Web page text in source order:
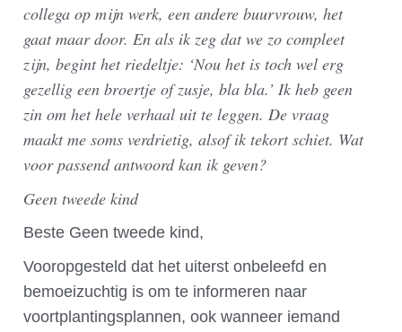
collega op mijn werk, een andere buurvrouw, het
gaat maar door. En als ik zeg dat we zo compleet
zijn, begint het riedeltje: ‘Nou het is toch wel erg
gezellig een broertje of zusje, bla bla.’ Ik heb geen
zin om het hele verhaal uit te leggen. De vraag
maakt me soms verdrietig, alsof ik tekort schiet. Wat
voor passend antwoord kan ik geven?
Geen tweede kind
Beste Geen tweede kind,
Vooropgesteld dat het uiterst onbeleefd en
bemoeizuchtig is om te informeren naar
voortplantingsplannen, ook wanneer iemand